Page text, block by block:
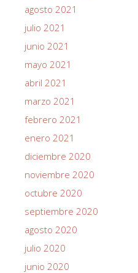
agosto 2021
julio 2021
junio 2021
mayo 2021
abril 2021
marzo 2021
febrero 2021
enero 2021
diciembre 2020
noviembre 2020
octubre 2020
septiembre 2020
agosto 2020
julio 2020
junio 2020